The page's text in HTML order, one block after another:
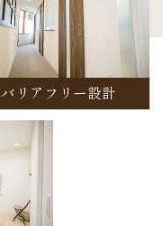
バリアフリー設計